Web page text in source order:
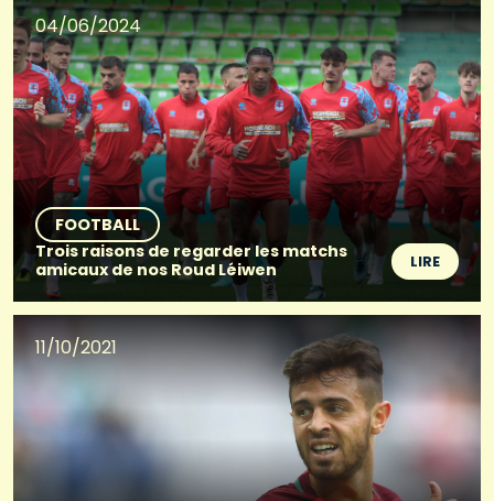
04/06/2024
FOOTBALL
Trois raisons de regarder les matchs
amicaux de nos Roud Léiwen
LIRE
11/10/2021